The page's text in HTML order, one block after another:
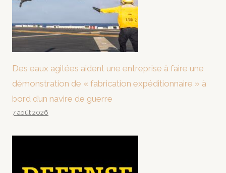
Des eaux agitées aident une entreprise à faire une
démonstration de « fabrication expéditionnaire » à
bord d’un navire de guerre
7 août 2026